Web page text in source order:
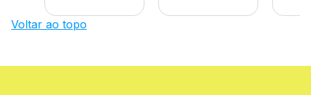
Voltar ao topo